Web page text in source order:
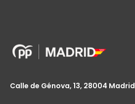
Calle de Génova, 13, 28004 Madrid